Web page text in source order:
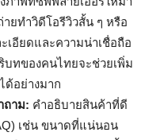
ยทำวิดีโอรีวิวสั้น ๆ หรือ
เอียดและความน่าเชื่อถือ
บทของคนไทยจะช่วยเพิ่ม
ด้อย่างมาก
ถาม: คำอธิบายสินค้าที่ดี
เช่น ขนาดที่แน่นอน